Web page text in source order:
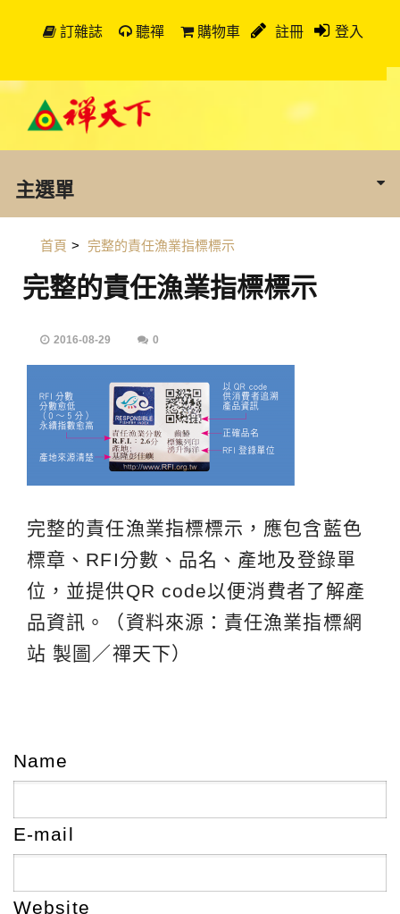
訂雜誌 聽禪 購物車 註冊 登入
主選單
首頁 > 完整的責任漁業指標標示
完整的責任漁業指標標示
2016-08-29 0
完整的責任漁業指標標示，應包含藍色
標章、RFI分數、品名、產地及登錄單
位，並提供QR code以便消費者了解產
品資訊。（資料來源：責任漁業指標網
站 製圖／禪天下）
Name
E-mail
Website